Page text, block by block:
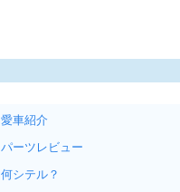
愛車紹介
パーツレビュー
何シテル？